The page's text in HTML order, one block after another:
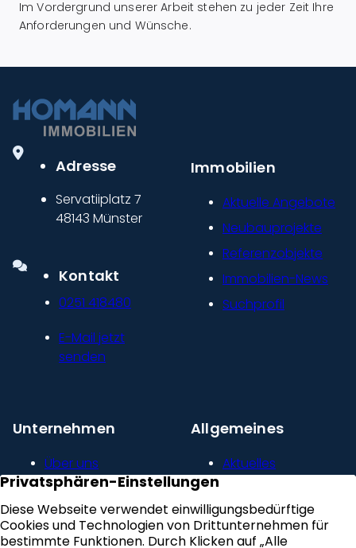
Im Vordergrund unserer Arbeit stehen zu jeder Zeit Ihre
Anforderungen und Wünsche.
Adresse
Servatiiplatz 7
48143 Münster
Kontakt
0251 418480
E-Mail jetzt
senden
Immobilien
Aktuelle Angebote
Neubauprojekte
Referenzobjekte
Immobilien-News
Suchprofil
Unternehmen
Über uns
Unser Leitbild
Presse und
Newsroom
Allgemeines
Aktuelles
Impressum
Datenschutz